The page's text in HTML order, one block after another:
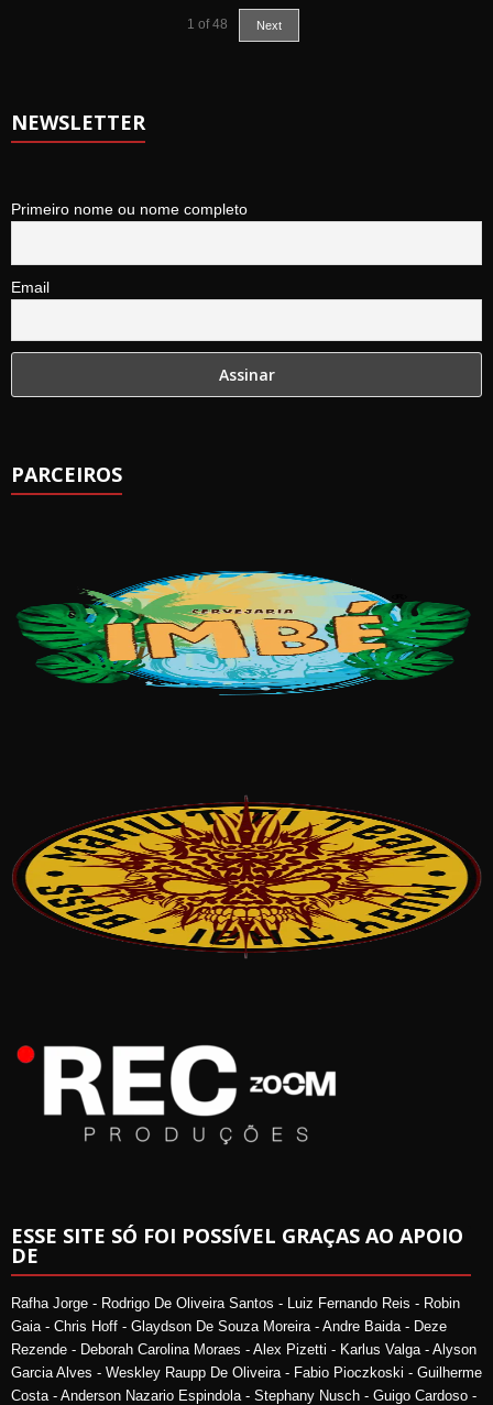
1 of 48 Next
NEWSLETTER
Primeiro nome ou nome completo
Email
PARCEIROS
ESSE SITE SÓ FOI POSSÍVEL GRAÇAS AO APOIO
DE
Rafha Jorge - Rodrigo De Oliveira Santos - Luiz Fernando Reis - Robin
Gaia - Chris Hoff - Glaydson De Souza Moreira - Andre Baida - Deze
Rezende - Deborah Carolina Moraes - Alex Pizetti - Karlus Valga - Alyson
Garcia Alves - Weskley Raupp De Oliveira - Fabio Pioczkoski - Guilherme
Costa - Anderson Nazario Espindola - Stephany Nusch - Guigo Cardoso -